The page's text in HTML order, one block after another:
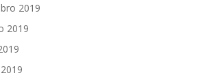
2019
2019